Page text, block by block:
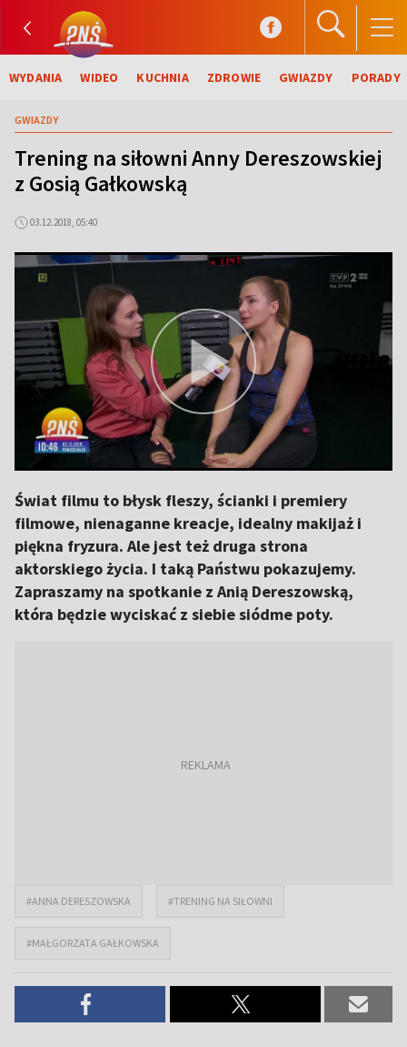
WYDANIA WIDEO KUCHNIA ZDROWIE GWIAZDY PORADY
GWIAZDY
Trening na siłowni Anny Dereszowskiej
z Gosią Gałkowską
03.12.2018, 05:40
Świat filmu to błysk fleszy, ścianki i premiery
filmowe, nienaganne kreacje, idealny makijaż i
piękna fryzura. Ale jest też druga strona
aktorskiego życia. I taką Państwu pokazujemy.
Zapraszamy na spotkanie z Anią Dereszowską,
która będzie wyciskać z siebie siódme poty.
#ANNA DERESZOWSKA #TRENING NA SIŁOWNI
#MAŁGORZATA GAŁKOWSKA